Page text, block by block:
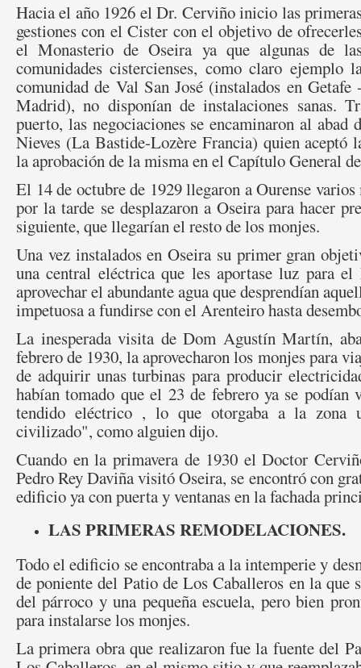
Hacia el año 1926 el Dr. Cerviño inicio las
gestiones con el Cister con el objetivo de
el Monasterio de Oseira ya que algunas de
comunidades cistercienses, como claro ejemplo
comunidad de Val San José (instalados en Getafe
Madrid), no disponían de instalaciones sanas.
puerto, las negociaciones se encaminaron al abad
Nieves (La Bastide-Lozère Francia) quien aceptó
la aprobación de la misma en el Capítulo General
El 14 de octubre de 1929 llegaron a Ourense
por la tarde se desplazaron a Oseira para hacer
siguiente, que llegarían el resto de los monjes.
Una vez instalados en Oseira su primer gran
una central eléctrica que les aportase luz para el
aprovechar el abundante agua que desprendían
impetuosa a fundirse con el Arenteiro hasta
La inesperada visita de Dom Agustín Martín,
febrero de 1930, la aprovecharon los monjes para
de adquirir unas turbinas para producir
habían tomado que el 23 de febrero ya se podían
tendido eléctrico , lo que otorgaba a la zona
civilizado", como alguien dijo.
Cuando en la primavera de 1930 el Doctor
Pedro Rey Daviña visitó Oseira, se encontró con
edificio ya con puerta y ventanas en la fachada
LAS PRIMERAS REMODELACIONES.
Todo el edificio se encontraba a la intemperie y
de poniente del Patio de Los Caballeros en la que
del párroco y una pequeña escuela, pero bien
para instalarse los monjes.
La primera obra que realizaron fue la fuente del